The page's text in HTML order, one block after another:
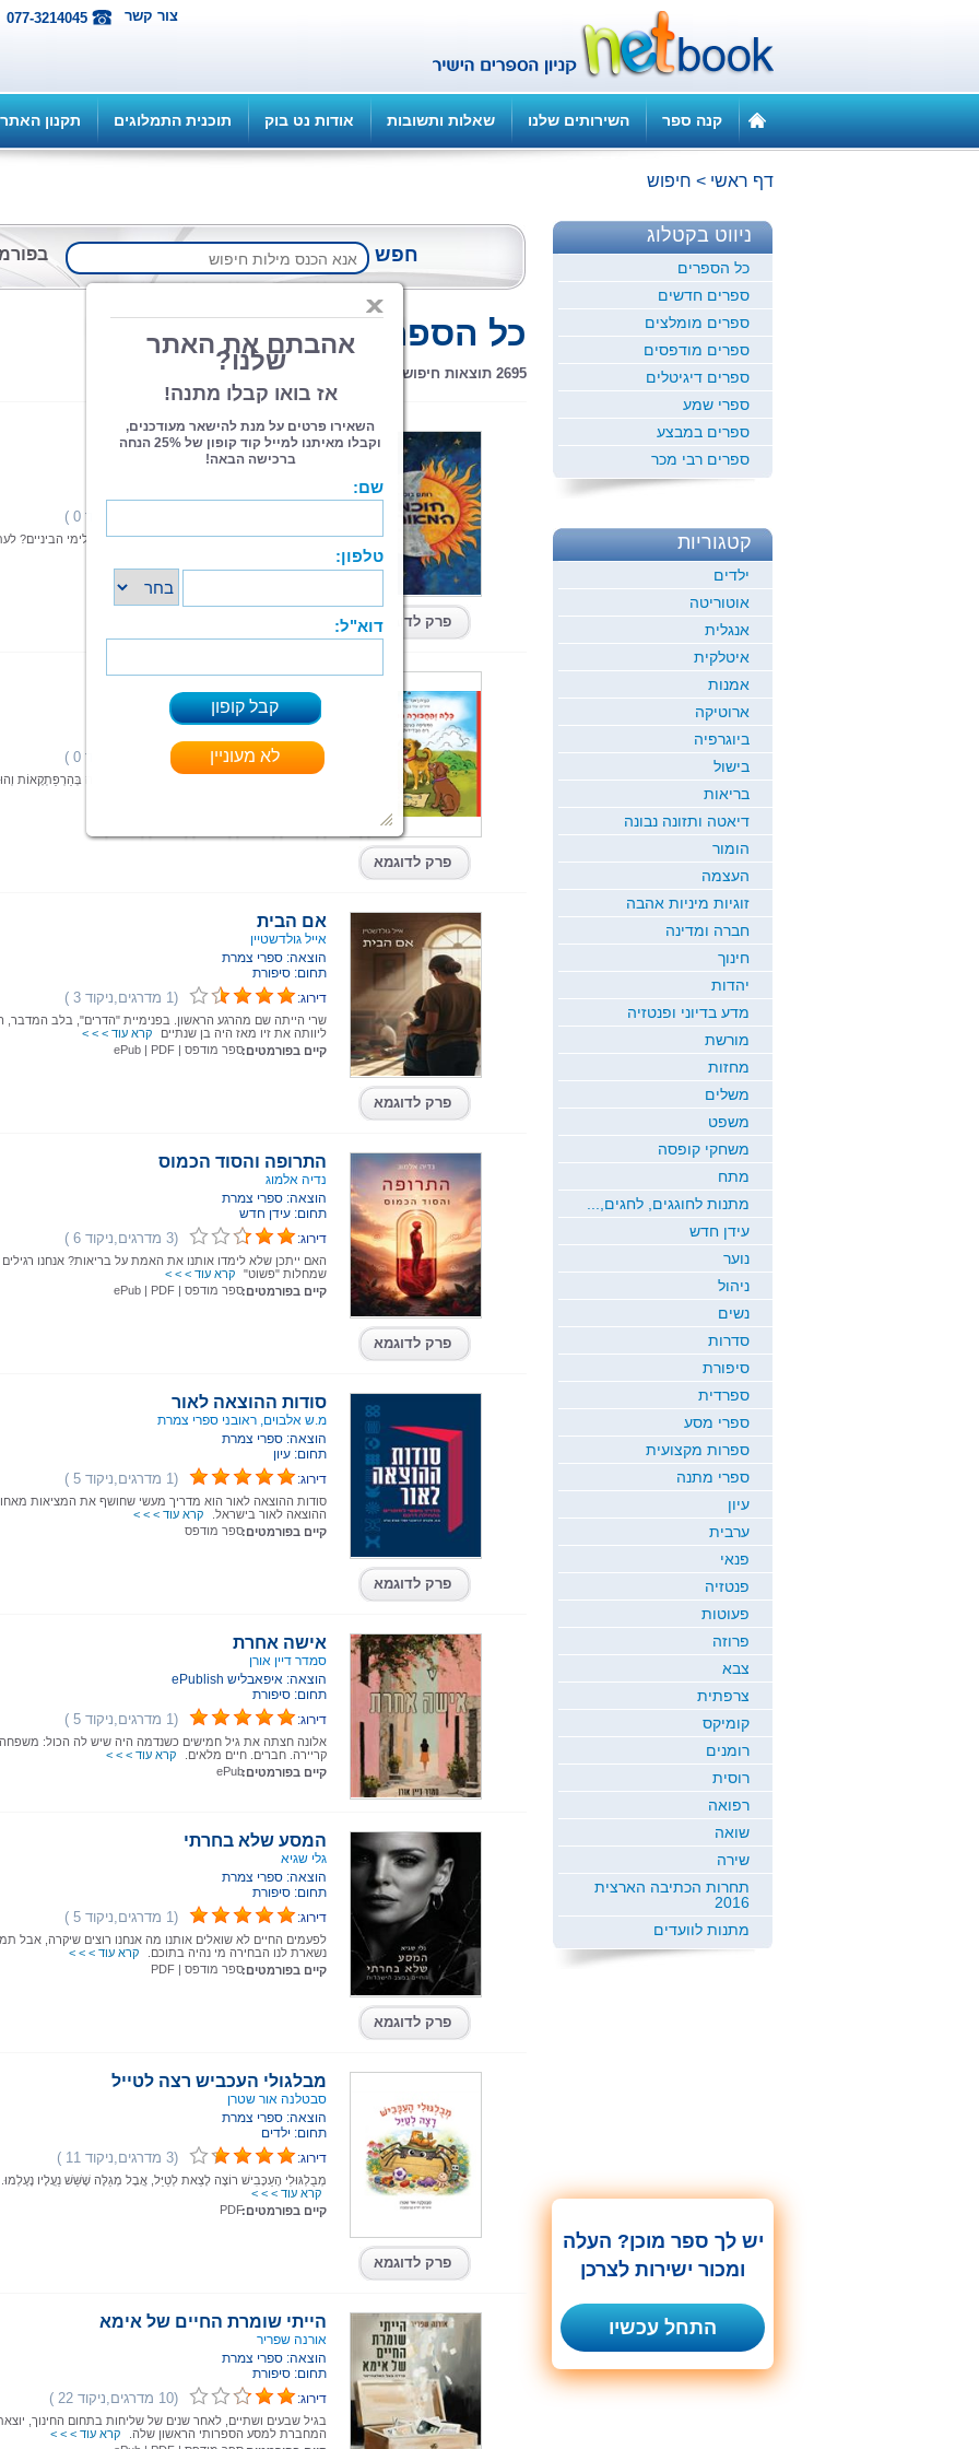
077-3214045 צור קשר
קנה ספר השירותים שלנו שאלות ותשובות אודות נט בוק תוכנית התמלוגים תקנון האתר
דף ראשי > חיפוש
חפש
מתקדם
כל הספרים
2695 תוצאות חיפוש
פרק לדוגמא
חוכמת המאורות
רותם בוכריס
אם הייתה לכם מכונת זמן – לאן הייתם נוסעים? לימי הביניים?
קיים בפורמטים:ספר מודפס|
PDF
פרק לדוגמא
בלה והחבורה הסודית
כנרת ראנד ידין
הוצאה: ספרי צמרת
דירוג:
"הַאַף שֶׁמֵּרִיחַ הַכֹּל" הִיא סִדְרַת סִפְרֵי יְלָדִים מְלֵאָה בְּהַרְפַּתְקָאוֹת
פרק לדוגמא
אם הבית
אייל גולדשטיין
הוצאה: ספרי צמרת
תחום: סיפורת
דירוג:
(1 מדרגים,ניקוד 3 )
שרי הייתה שם מהרגע הראשון. בפנימיית "הדרים", בלב המדבר,
ליוותה את זיו מאז היה בן שנתיים
קרא עוד > > >
קיים בפורמטים:ספר מודפס |
ePub | PDF
פרק לדוגמא
התרופה והסוד הכמוס
נדיה אלמוג
הוצאה: ספרי צמרת
תחום: עידן חדש
דירוג:
(3 מדרגים,ניקוד 6 )
האם ייתכן שלא לימדו אותנו את האמת על בריאות? אנחנו
שמחלות "פשוט"
קרא עוד > > >
קיים בפורמטים:ספר מודפס |
ePub | PDF
פרק לדוגמא
סודות ההוצאה לאור
מ.ש אלבוים, ראובני ספרי צמרת
הוצאה: ספרי צמרת
תחום: עיון
דירוג:
(1 מדרגים,ניקוד 5 )
סודות ההוצאה לאור הוא מדריך מעשי שחושף את המציאות
ההוצאה לאור בישראל.
קרא עוד > > >
קיים בפורמטים:ספר מודפס
אישה אחרת
סמדר דיין אורן
הוצאה: איפאבליש ePublish
תחום: סיפורת
דירוג:
(1 מדרגים,ניקוד 5 )
אלונה חצתה את גיל חמישים כשנדמה היה שיש לה הכול: משפחה.
קריירה. חברים. חיים מלאים.
קרא עוד > > >
קיים בפורמטים:ePub
פרק לדוגמא
המסע שלא בחרתי
גלי שגיא
הוצאה: ספרי צמרת
תחום: סיפורת
דירוג:
(1 מדרגים,ניקוד 5 )
לפעמים החיים לא שואלים אותנו מה אנחנו רוצים שיקרה, אבל
נשארת לנו הבחירה מי נהיה בתוכם.
קרא עוד > > >
קיים בפורמטים:ספר מודפס |
PDF
פרק לדוגמא
מבלגולי העכביש רצה לטייל
סבטלנה אור שטרן
הוצאה: ספרי צמרת
תחום: ילדים
דירוג:
(3 מדרגים,ניקוד 11 )
מְבֻלְגּוּלִי הָעַכָּבִישׁ רוֹצֶה לָצֵאת לְטַיֵּל, אֲבָל מְגַלֶּה שֶׁשֵּׁשׁ נַעֲלָיו נֶעֶלְמוּ.
קרא עוד > > >
קיים בפורמטים:PDF
הייתי שומרת החיים של אימא
אורנה שפריר
הוצאה: ספרי צמרת
תחום: סיפורת
דירוג:
(10 מדרגים,ניקוד 22 )
בגיל שבעים ושתיים, לאחר שנים של שליחות בתחום החינוך,
המחברת למסע הספרותי הראשון שלה.
קרא עוד > > >
ניווט בקטלוג
כל הספרים
ספרים חדשים
ספרים מומלצים
ספרים מודפסים
ספרים דיגיטלים
ספרי שמע
ספרים במבצע
ספרים רבי מכר
קטגוריות
ילדים
אוטוריטה
אנגלית
איטלקית
אמנות
ארוטיקה
ביוגרפיה
בישול
בריאות
דיאטה ותזונה נבונה
הומור
העצמה
זוגיות מיניות אהבה
חברה ומדינה
חינוך
יהדות
מדע בדיוני ופנטזיה
מורשת
מחזות
משלים
משפט
משחקי קופסה
מתח
מתנות לחוגגים, לחגים,...
עידן חדש
נוער
ניהול
נשים
סדרות
סיפורת
ספרדית
ספרי מסע
ספרות מקצועית
ספרי מתנה
עיון
ערבית
פנאי
פנטזיה
פעוטות
פרוזה
צבא
צרפתית
קומיקס
רומנים
רוסית
רפואה
שואה
שירה
תחרות הכתיבה הארצית
2016
מתנות לוועדים
יש לך ספר מוכן? העלה
ומכור ישירות לצרכן
התחל עכשיו